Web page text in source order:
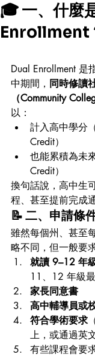
🎓 一、什麼
Enrollment
Dual Enrollment 是
中期間， 同時修讀
（Community
以：
計入高中學分
Credit）
也能累積為未
Credit）
換句話說，高中生
程、甚至提前完成
📝 二、申請條
雖然每個州、甚至
略不同，但一般要
就讀 9–12 年
11、12 年級最
家長同意書
高中輔導員或
符合學術要求
上，或通過英
有些課程會要